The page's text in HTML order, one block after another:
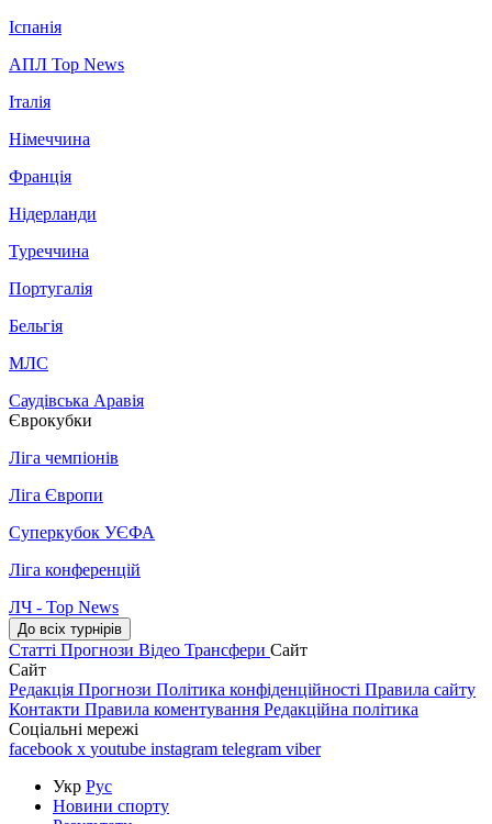
Іспанія
АПЛ Top News
Італія
Німеччина
Франція
Нідерланди
Туреччина
Португалія
Бельгія
МЛС
Саудівська Аравія
Єврокубки
Ліга чемпіонів
Ліга Європи
Суперкубок УЄФА
Ліга конференцій
ЛЧ - Top News
До всіх турнірів
Статті Прогнози Відео Трансфери Сайт
Сайт
Редакція Прогнози Політика конфіденційності Правила сайту
Контакти Правила коментування Редакційна політика
Соціальні мережі
facebook x youtube instagram telegram viber
Укр Рус
Новини спорту